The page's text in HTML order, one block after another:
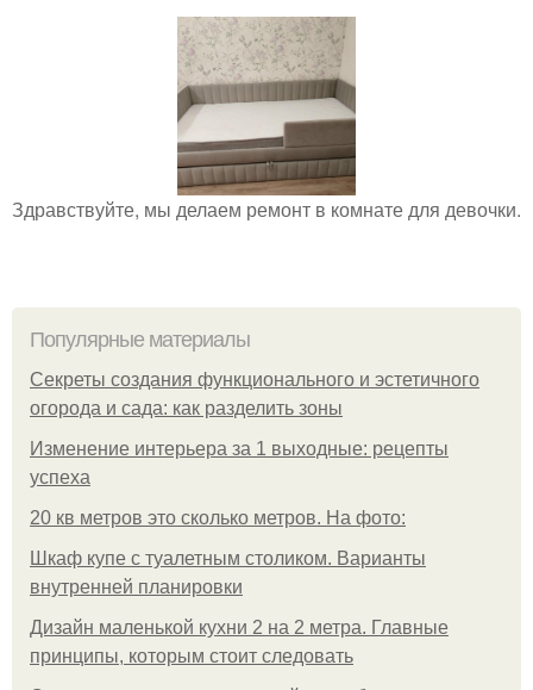
Здравствуйте, мы делаем ремонт в комнате для девочки.
Популярные материалы
Секреты создания функционального и эстетичного
огорода и сада: как разделить зоны
Изменение интерьера за 1 выходные: рецепты
успеха
20 кв метров это сколько метров. На фото:
Шкаф купе с туалетным столиком. Варианты
внутренней планировки
Дизайн маленькой кухни 2 на 2 метра. Главные
принципы, которым стоит следовать